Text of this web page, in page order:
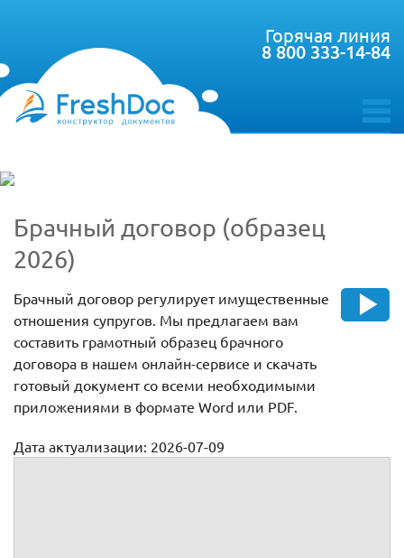
toggle
Горячая линия
8 800 333-14-84
Брачный договор (образец
2026)
Брачный договор регулирует имущественные
отношения супругов. Мы предлагаем вам
составить грамотный образец брачного
договора в нашем онлайн-сервисе и скачать
готовый документ со всеми необходимыми
приложениями в формате Word или PDF.
Дата актуализации: 2026-07-09